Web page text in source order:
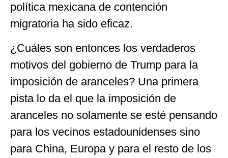
política mexicana de contención
migratoria ha sido eficaz.
¿Cuáles son entonces los verdaderos
motivos del gobierno de Trump para la
imposición de aranceles? Una primera
pista lo da el que la imposición de
aranceles no solamente se esté pensando
para los vecinos estadounidenses sino
para China, Europa y para el resto de los